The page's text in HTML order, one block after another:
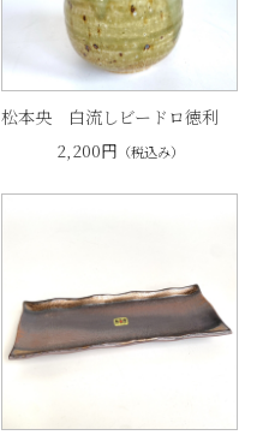
松本央 白流しビードロ徳利
2,200円 （税込み）